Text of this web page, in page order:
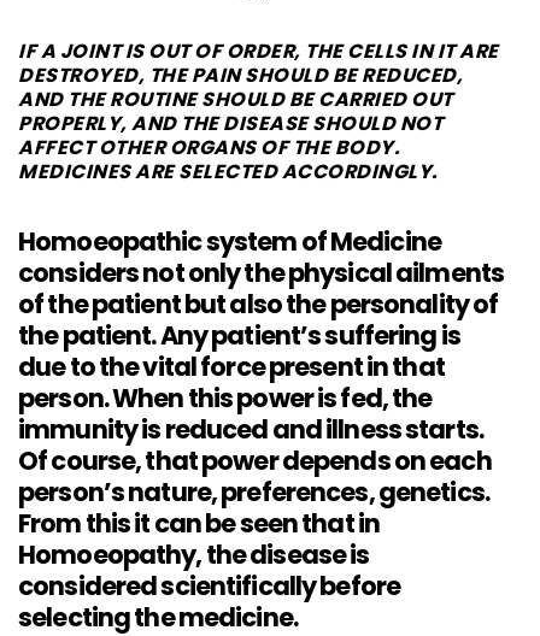
IF A JOINT IS OUT OF ORDER, THE CELLS IN IT ARE
DESTROYED, THE PAIN SHOULD BE REDUCED,
AND THE ROUTINE SHOULD BE CARRIED OUT
PROPERLY, AND THE DISEASE SHOULD NOT
AFFECT OTHER ORGANS OF THE BODY.
MEDICINES ARE SELECTED ACCORDINGLY.
Homoeopathic system of Medicine
considers not only the physical ailments
of the patient but also the personality of
the patient. Any patient’s suffering is
due to the vital force present in that
person. When this power is fed, the
immunity is reduced and illness starts.
Of course, that power depends on each
person’s nature, preferences, genetics.
From this it can be seen that in
Homoeopathy, the disease is
considered scientifically before
selecting the medicine.